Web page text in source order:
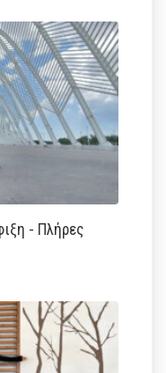
- Πλήρες